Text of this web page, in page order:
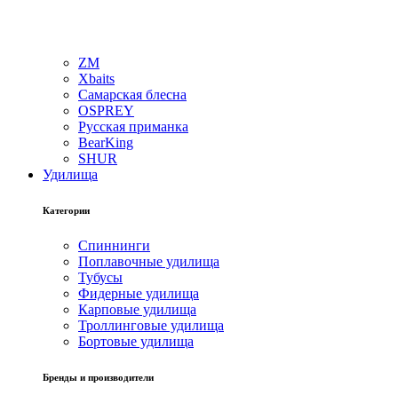
ZM
Xbaits
Самарская блесна
OSPREY
Русская приманка
BearKing
SHUR
Удилища
Категории
Спиннинги
Поплавочные удилища
Тубусы
Фидерные удилища
Карповые удилища
Троллинговые удилища
Бортовые удилища
Бренды и производители